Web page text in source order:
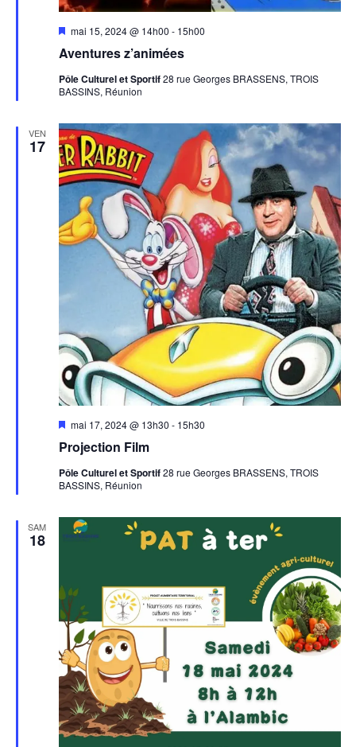
Aventures z’animées
Mis
avant
mai 15, 2024 @ 14h00 - 15h00
Pôle Culturel et Sportif28 rue Georges BRASSENS, TROIS
BASSINS, Réunion
VEN
17
Projection Film
Mis
avant
mai 17, 2024 @ 13h30 - 15h30
Pôle Culturel et Sportif28 rue Georges BRASSENS, TROIS
BASSINS, Réunion
SAM
18